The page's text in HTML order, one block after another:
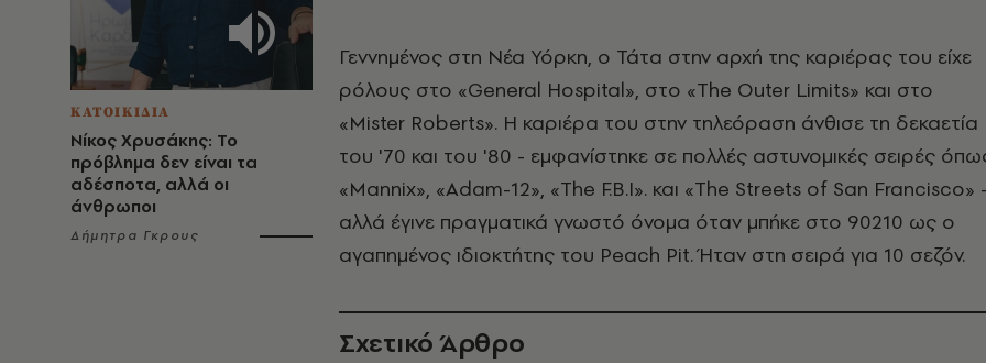
ΚΑΤΟΙΚΙΔΙΑ
Νίκος Χρυσάκης: Το
πρόβλημα δεν είναι τα
αδέσποτα, αλλά οι
άνθρωποι
Δήμητρα Γκρους
Γεννημένος στη Νέα Υόρκη, ο Τάτα στην αρχή της καριέρας του είχε
ρόλους στο «General Hospital», στο «The Outer Limits» και στο
«Mister Roberts». Η καριέρα του στην τηλεόραση άνθισε τη δεκαετία
του '70 και του '80 - εμφανίστηκε σε πολλές αστυνομικές σειρές
«Mannix», «Adam-12», «The F.B.I». και «The Streets of San Francisco»
αλλά έγινε πραγματικά γνωστό όνομα όταν μπήκε στο 90210 ως ο
αγαπημένος ιδιοκτήτης του Peach Pit. Ήταν στη σειρά για 10 σεζόν.
Σχετικό Άρθρο